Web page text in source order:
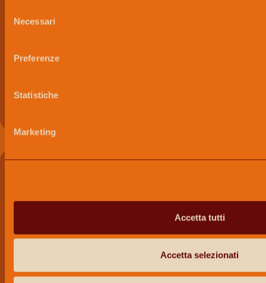
delNecessari
Preferenze
Statistiche
Marketing
Accetta tutti
Accetta selezionati